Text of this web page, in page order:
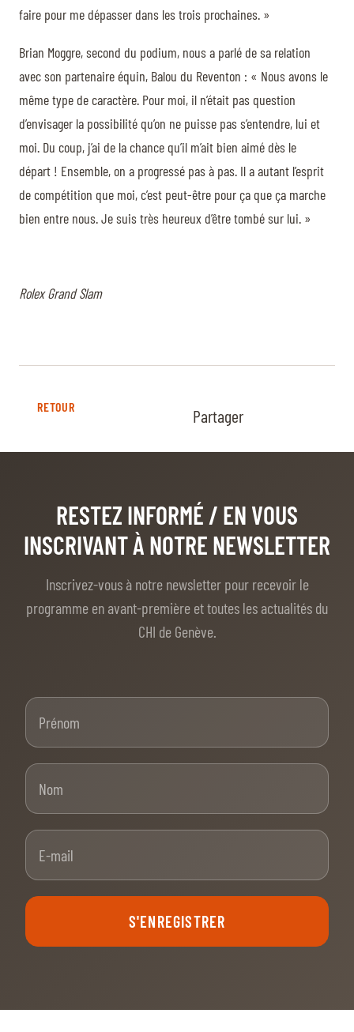
faire pour me dépasser dans les trois prochaines. »
Brian Moggre, second du podium, nous a parlé de sa relation
avec son partenaire équin, Balou du Reventon : « Nous avons le
même type de caractère. Pour moi, il n’était pas question
d’envisager la possibilité qu’on ne puisse pas s’entendre, lui et
moi. Du coup, j’ai de la chance qu’il m’ait bien aimé dès le
départ ! Ensemble, on a progressé pas à pas. Il a autant l’esprit
de compétition que moi, c’est peut-être pour ça que ça marche
bien entre nous. Je suis très heureux d’être tombé sur lui. »
Rolex Grand Slam
RETOUR Partager
RESTEZ INFORMÉ / EN VOUS
INSCRIVANT À NOTRE NEWSLETTER
Inscrivez-vous à notre newsletter pour recevoir le
programme en avant-première et toutes les actualités du
CHI de Genève.
S'ENREGISTRER